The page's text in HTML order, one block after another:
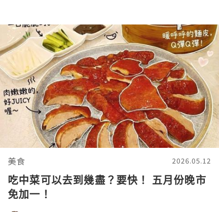
美食 2026.05.12
吃中菜可以去到幾盡？要快！ 五月份晚市
免加一！